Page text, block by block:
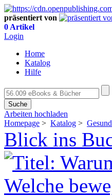
präsentiert von
0 Artikel
Login
Home
Katalog
Hilfe
Suche
Arbeiten hochladen
Homepage > Katalog >
Blick ins